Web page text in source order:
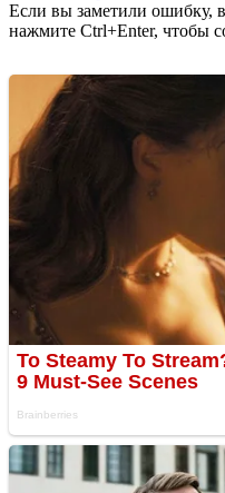
Если вы заметили ошибку,
нажмите Ctrl+Enter, чтобы